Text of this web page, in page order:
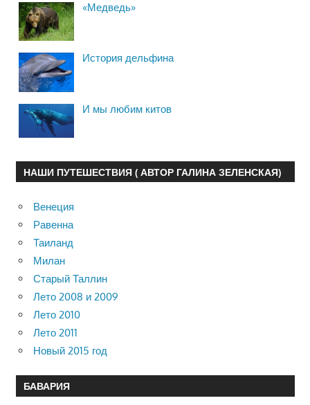
«Медведь»
История дельфина
И мы любим китов
НАШИ ПУТЕШЕСТВИЯ ( АВТОР ГАЛИНА ЗЕЛЕНСКАЯ)
Венеция
Равенна
Таиланд
Милан
Старый Таллин
Лето 2008 и 2009
Лето 2010
Лето 2011
Новый 2015 год
БАВАРИЯ